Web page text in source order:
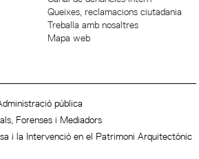
Queixes, reclamacions ciutadania
Treballa amb nosaltres
Mapa web
pública
Forenses i Mediadors
i la Intervenció en el Patrimoni Arquitectònic